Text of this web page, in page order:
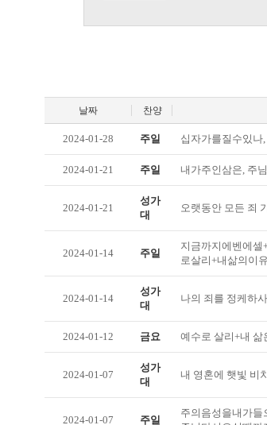
날짜 찬양
2024-01-28 주일 십자가를질수있나
2024-01-21 주일 내가주인삼은, 주
2024-01-21
성가
대
오랫동안 모든 죄
2024-01-14 주일
지금까지에벤에셀
로살리+내삶의이
2024-01-14
성가
대
나의 죄를 정케하
2024-01-12 금요 예수로 살리+내 삶
2024-01-07
성가
대
내 영혼에 햇빛 비
2024-01-07 주일
주의음성을내가들